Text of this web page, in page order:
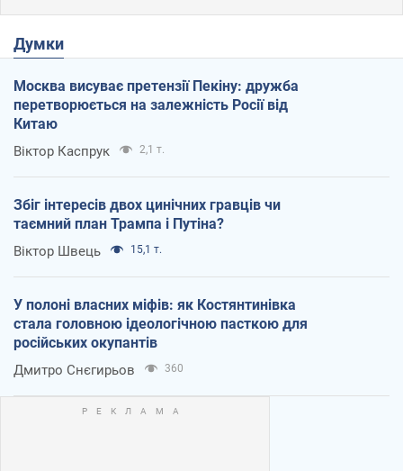
Думки
Москва висуває претензії Пекіну: дружба
перетворюється на залежність Росії від
Китаю
Віктор Каспрук 2,1 т.
Збіг інтересів двох цинічних гравців чи
таємний план Трампа і Путіна?
Віктор Швець 15,1 т.
У полоні власних міфів: як Костянтинівка
стала головною ідеологічною пасткою для
російських окупантів
Дмитро Снєгирьов 360